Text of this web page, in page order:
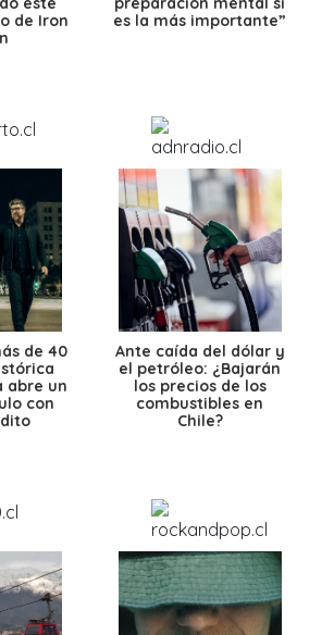
de Iron
es la más importante”
de 40
abre un
con
Ante caída del dólar y
el petróleo: ¿Bajarán
los precios de los
combustibles en
Chile?